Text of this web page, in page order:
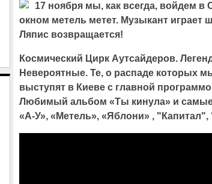
17 ноября мы, как всегда, войдем в
окном метель метет. Музыкант играет
Ляпис возвращается!
Космический Цирк Аутсайдеров.
Невероятные. Те, о распаде которых
выступят в Киеве с главной
Любимый альбом «Ты кинула» и
«А-У», «Метель», «Яблони» , "Капитал",